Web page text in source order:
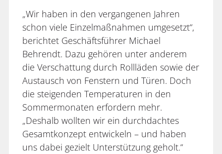
„Wir haben in den vergangenen Jahren
schon viele Einzelmaßnahmen umgesetzt“,
berichtet Geschäftsführer Michael
Behrendt. Dazu gehören unter anderem
die Verschattung durch Rollläden sowie der
Austausch von Fenstern und Türen. Doch
die steigenden Temperaturen in den
Sommermonaten erfordern mehr.
„Deshalb wollten wir ein durchdachtes
Gesamtkonzept entwickeln – und haben
uns dabei gezielt Unterstützung geholt.“